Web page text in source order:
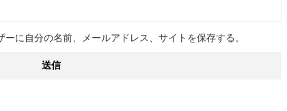
に自分の名前、メールアドレス、サイトを保存する。